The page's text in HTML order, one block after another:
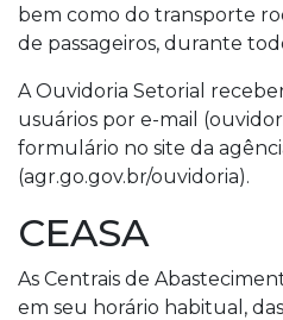
bem como do transporte
de passageiros, durante
A Ouvidoria Setorial
usuários por e-mail
formulário no site da
(agr.go.gov.br/ouvidoria).
CEASA
As Centrais de
em seu horário habitual,